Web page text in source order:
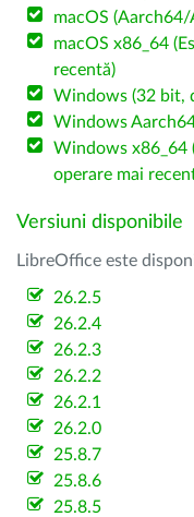
macOS
macOS x86_64
recentă)
Windows (32 bit,
Windows
Windows x86_64
operare mai
Versiuni disponibile
LibreOffice este
26.2.5
26.2.4
26.2.3
26.2.2
26.2.1
26.2.0
25.8.7
25.8.6
25.8.5